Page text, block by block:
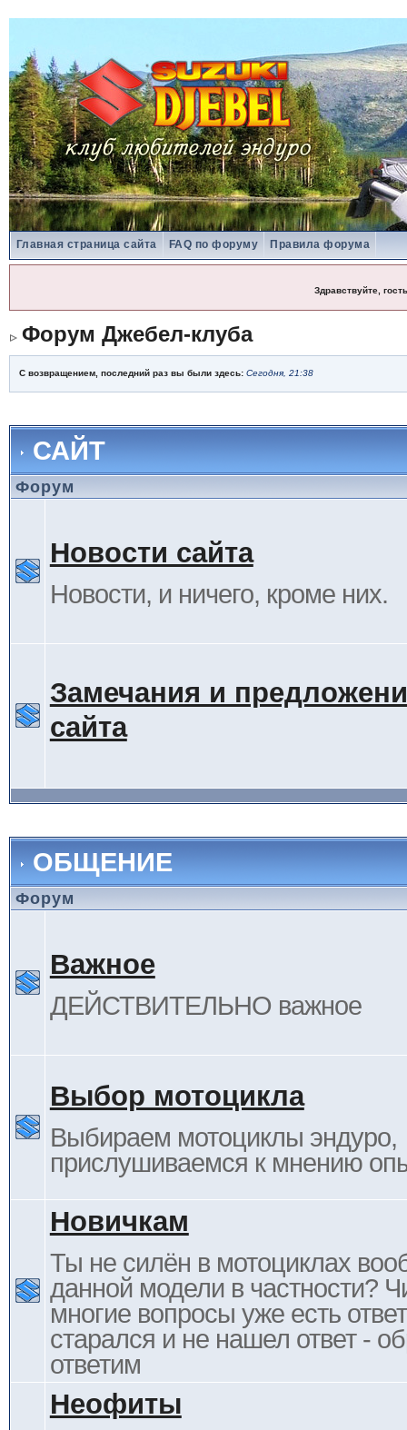
Главная страница сайта FAQ по форуму Правила форума
Здравствуйте, гость
Форум Джебел-клуба
С возвращением, последний раз вы были здесь: Сегодня, 21:38
САЙТ
Форум
Новости сайта
Новости, и ничего, кроме них.
Замечания и
сайта
ОБЩЕНИЕ
Форум
Важное
ДЕЙСТВИТЕЛЬНО важное
Выбор мотоцикла
Выбираем мотоциклы эндуро,
прислушиваемся к мнению
Новичкам
Ты не силён в мотоциклах
данной модели в частности?
многие вопросы уже есть
старался и не нашел ответ -
ответим
Неофиты